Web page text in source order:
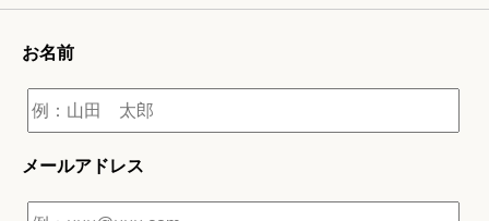
お名前
メールアドレス